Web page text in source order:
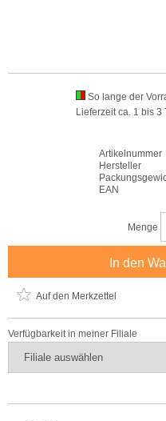
So lange der
Lieferzeit ca. 1 bis 3
Artikelnummer
Hersteller
EAN
Menge
In den
Auf den Merkzettel
Verfügbarkeit in meiner Filiale